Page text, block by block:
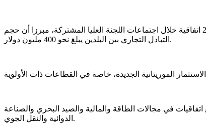
من جهته، أوضح رئيس الاتحاد الوطني لأرباب العمل الموريتانيين، محمد زين العابدين ولد الشيخ أحمد، أن تنظيم المعرض يأتي في أعقاب توقيع 26 اتفاقية خلال اجتماعات اللجنة العليا المشتركة، مبرزا أن حجم
التبادل التجاري بين البلدين يبلغ نحو 400 مليون دولار.
في مجالات الطاقة والمالية والصيد البحري والصناعة
الدوائية والنقل الجوي.